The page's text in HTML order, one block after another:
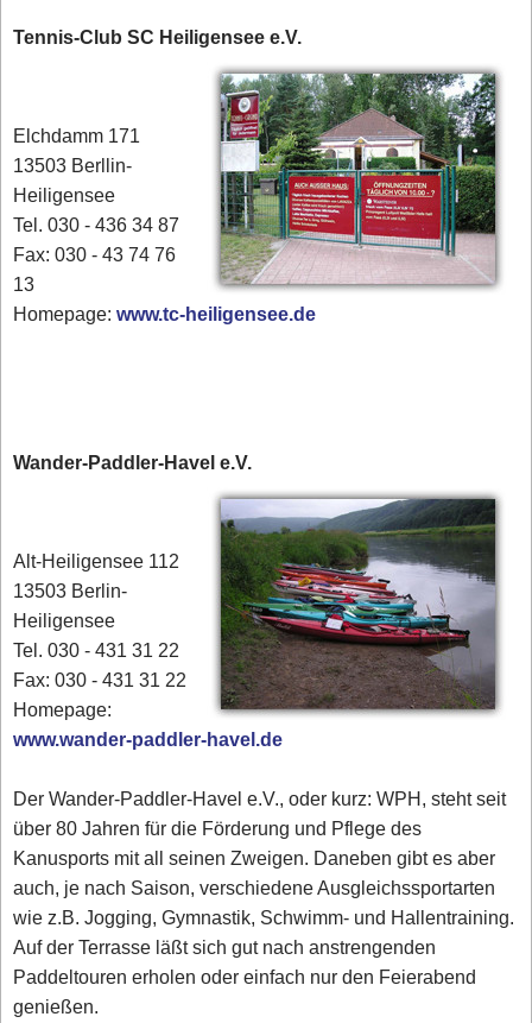
Tennis-Club SC Heiligensee e.V.
Elchdamm 171
13503 Berllin-
Heiligensee
Tel. 030 - 436 34 87
​Fax: 030 - 43 74 76
13
Homepage:www.tc-heiligensee.de
Wander-Paddler-Havel e.V.
Alt-Heiligensee 112
13503 Berlin-
Heiligensee
Tel. 030 - 431 31 22
Fax: 030 - 431 31 22
Homepage:
www.wander-paddler-havel.de
Der Wander-Paddler-Havel e.V., oder kurz: WPH, steht seit
über 80 Jahren für die Förderung und Pflege des
Kanusports mit all seinen Zweigen. Daneben gibt es aber
auch, je nach Saison, verschiedene Ausgleichssportarten
wie z.B. Jogging, Gymnastik, Schwimm- und Hallentraining.
Auf der Terrasse läßt sich gut nach anstrengenden
Paddeltouren erholen oder einfach nur den Feierabend
genießen.